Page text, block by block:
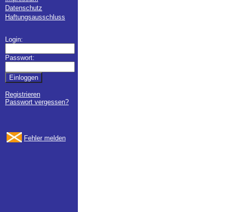
Datenschutz
Haftungsausschluss
Login:
Passwort:
Registrieren
Passwort vergessen?
Fehler melden